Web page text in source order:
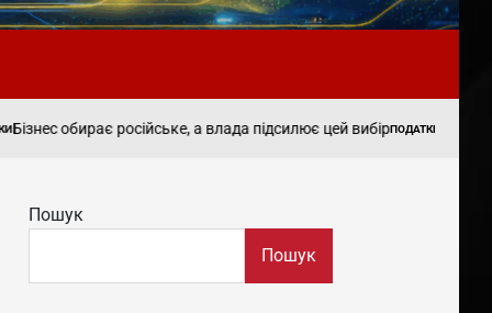
російське, а влада підсилює цей вибірPOSTED
ПОДАТКИЄдиний податок:
Пошук
Пошук